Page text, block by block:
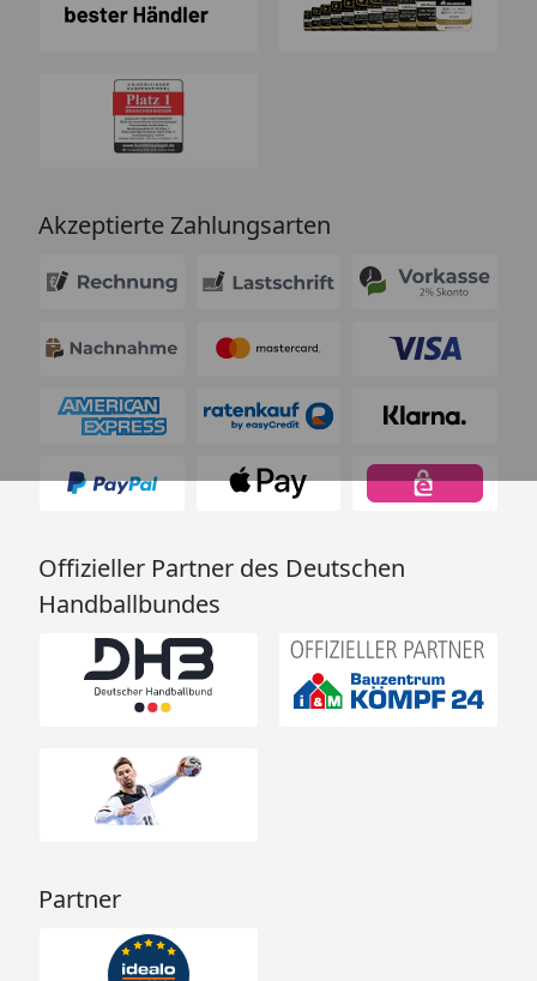
Akzeptierte Zahlungsarten
Offizieller Partner des Deutschen
Handballbundes
Partner